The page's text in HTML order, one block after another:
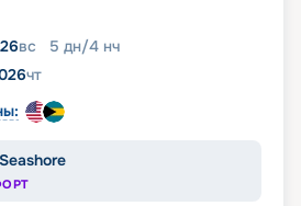
вс 5 дн/4 нч
чт